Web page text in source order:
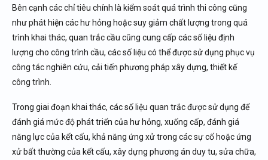
Bên cạnh các chỉ tiêu chính là kiểm soát quá trình thi công cũng
như phát hiện các hư hỏng hoặc suy giảm chất lượng trong quá
trình khai thác, quan trắc cầu cũng cung cấp các số liệu định
lượng cho công trình cầu, các số liệu có thể được sử dụng phục vụ
công tác nghiên cứu, cải tiến phương pháp xây dựng, thiết kế
công trình.
Trong giai đoạn khai thác, các số liệu quan trắc được sử dụng để
đánh giá mức độ phát triển của hư hỏng, xuống cấp, đánh giá
năng lực của kết cấu, khả năng ứng xử trong các sự cố hoặc ứng
xử bất thường của kết cấu, xây dựng phương án duy tu, sửa chữa,